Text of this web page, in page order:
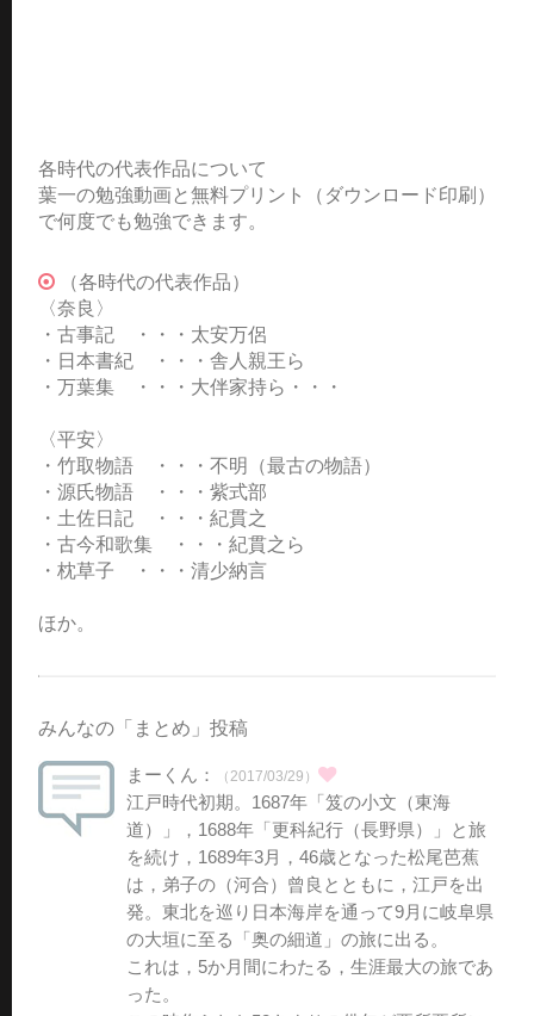
各時代の代表作品について
葉一の勉強動画と無料プリント（ダウンロード印刷）
で何度でも勉強できます。
（各時代の代表作品）
〈奈良〉
・古事記 ・・・太安万侶
・日本書紀 ・・・舎人親王ら
・万葉集 ・・・大伴家持ら・・・
〈平安〉
・竹取物語 ・・・不明（最古の物語）
・源氏物語 ・・・紫式部
・土佐日記 ・・・紀貫之
・古今和歌集 ・・・紀貫之ら
・枕草子 ・・・清少納言
ほか。
みんなの「まとめ」投稿
まーくん： （2017/03/29）
江戸時代初期。1687年「笈の小文（東海
道）」，1688年「更科紀行（長野県）」と旅
を続け，1689年3月，46歳となった松尾芭蕉
は，弟子の（河合）曾良とともに，江戸を出
発。東北を巡り日本海岸を通って9月に岐阜県
の大垣に至る「奥の細道」の旅に出る。
これは，5か月間にわたる，生涯最大の旅であ
った。